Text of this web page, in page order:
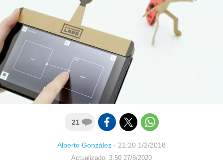
21
Alberto González · 21:20 1/2/2018
Actualizado: 3:50 27/8/2020